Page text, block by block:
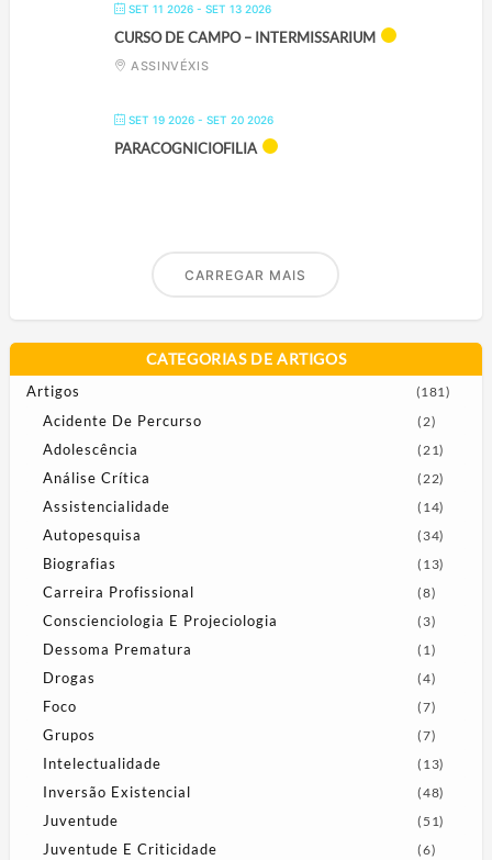
SET 11 2026- SET 13 2026
CURSO DE CAMPO – INTERMISSARIUM
ASSINVÉXIS
SET 19 2026- SET 20 2026
PARACOGNICIOFILIA
CARREGAR MAIS
CATEGORIAS DE ARTIGOS
Artigos (181)
Acidente De Percurso (2)
Adolescência (21)
Análise Crítica (22)
Assistencialidade (14)
Autopesquisa (34)
Biografias (13)
Carreira Profissional (8)
Conscienciologia E Projeciologia (3)
Dessoma Prematura (1)
Drogas (4)
Foco (7)
Grupos (7)
Intelectualidade (13)
Inversão Existencial (48)
Juventude (51)
Juventude E Criticidade (6)